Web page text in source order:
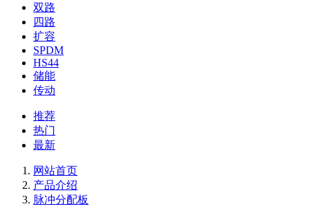
双路
四路
扩容
SPDM
HS44
储能
传动
推荐
热门
最新
网站首页
产品介绍
脉冲分配板